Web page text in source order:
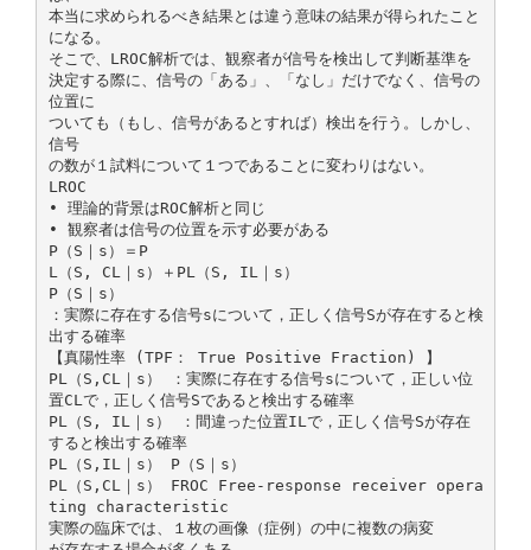
本当に求められるべき結果とは違う意味の結果が得られたこと
になる。
そこで、LROC解析では、観察者が信号を検出して判断基準を
決定する際に、信号の「ある」、「なし」だけでなく、信号の
位置に
ついても（もし、信号があるとすれば）検出を行う。しかし、
信号
の数が１試料について１つであることに変わりはない。
LROC
• 理論的背景はROC解析と同じ
• 観察者は信号の位置を示す必要がある
P（S｜s）＝P
L（S, CL｜s）＋PL（S, IL｜s）
P（S｜s）
：実際に存在する信号sについて，正しく信号Sが存在すると検
出する確率
【真陽性率 (TPF： True Positive Fraction) 】
PL（S,CL｜s） ：実際に存在する信号sについて，正しい位
置CLで，正しく信号Sであると検出する確率
PL（S, IL｜s） ：間違った位置ILで，正しく信号Sが存在
すると検出する確率
PL（S,IL｜s） P（S｜s）
PL（S,CL｜s） FROC Free-response receiver opera
ting characteristic
実際の臨床では、１枚の画像（症例）の中に複数の病変